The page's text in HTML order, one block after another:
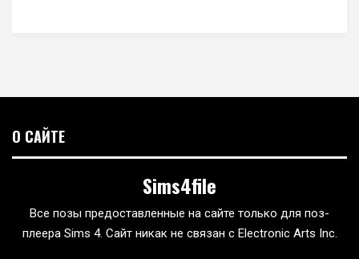
О САЙТЕ
Sims4file
Все позы предоставленные на сайте только для поз-
плеера Sims 4. Сайт никак не связан с Electronic Arts Inc.